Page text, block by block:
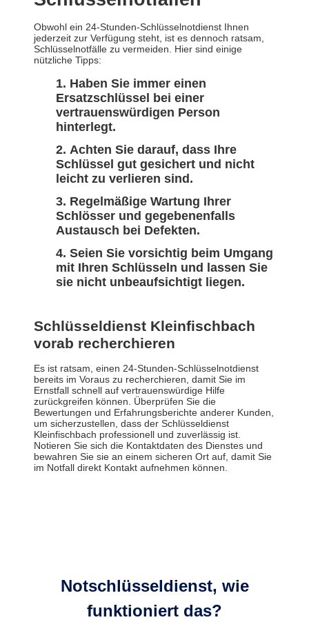
Obwohl ein 24-Stunden-Schlüsselnotdienst Ihnen
jederzeit zur Verfügung steht, ist es dennoch ratsam,
Schlüsselnotfälle zu vermeiden. Hier sind einige
nützliche Tipps:
Haben Sie immer einen
Ersatzschlüssel bei einer
vertrauenswürdigen Person
hinterlegt.
Achten Sie darauf, dass Ihre
Schlüssel gut gesichert und nicht
leicht zu verlieren sind.
Regelmäßige Wartung Ihrer
Schlösser und gegebenenfalls
Austausch bei Defekten.
Seien Sie vorsichtig beim Umgang
mit Ihren Schlüsseln und lassen Sie
sie nicht unbeaufsichtigt liegen.
Schlüsseldienst Kleinfischbach
vorab recherchieren
Es ist ratsam, einen 24-Stunden-Schlüsselnotdienst
bereits im Voraus zu recherchieren, damit Sie im
Ernstfall schnell auf vertrauenswürdige Hilfe
zurückgreifen können. Überprüfen Sie die
Bewertungen und Erfahrungsberichte anderer Kunden,
um sicherzustellen, dass der Schlüsseldienst
Kleinfischbach professionell und zuverlässig ist.
Notieren Sie sich die Kontaktdaten des Dienstes und
bewahren Sie sie an einem sicheren Ort auf, damit Sie
im Notfall direkt Kontakt aufnehmen können.
Notschlüsseldienst, wie
funktioniert das?